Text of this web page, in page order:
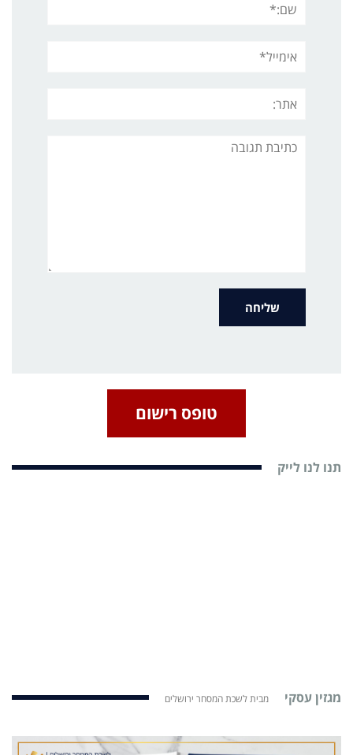
תגובה
טופס רישום
תנו לנו לייק
מגזין עסקי מבית לשכת המסחר ירושלים